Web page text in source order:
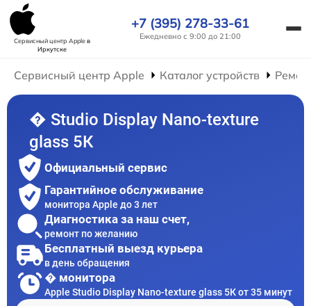
Сервисный центр Appleв
Иркутске
+7 (395) 278-33-61
Ежедневно с 9:00 до 21:00
Сервисный центр Apple Каталог устройств
� Studio Display Nano-texture
glass 5К
Официальный сервис
Гарантийное обслуживание
монитора Apple до 3 лет
Диагностика за наш счет,
ремонт по желанию
Бесплатный выезд курьера
в день обращения
� монитора
Apple Studio Display Nano-texture glass 5К от 35 минут